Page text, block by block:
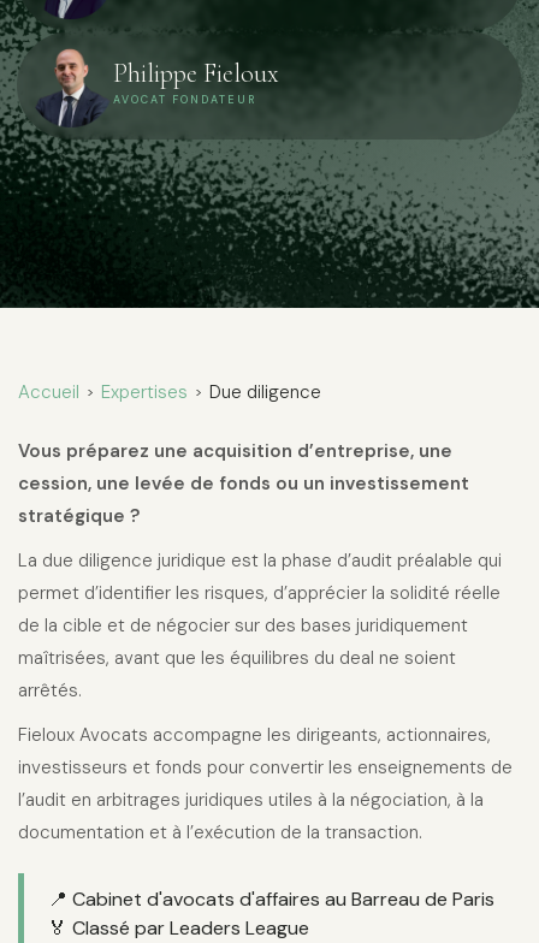
Philippe Fieloux
AVOCAT FONDATEUR
Accueil > Expertises > Due diligence
Vous préparez une acquisition d’entreprise, une
cession, une levée de fonds ou un investissement
stratégique ?
La due diligence juridique est la phase d’audit préalable qui
permet d’identifier les risques, d’apprécier la solidité réelle
de la cible et de négocier sur des bases juridiquement
maîtrisées, avant que les équilibres du deal ne soient
arrêtés.
Fieloux Avocats accompagne les dirigeants, actionnaires,
investisseurs et fonds pour convertir les enseignements de
l’audit en arbitrages juridiques utiles à la négociation, à la
documentation et à l’exécution de la transaction.
📍 Cabinet d'avocats d'affaires au Barreau de Paris
🏅 Classé par Leaders League